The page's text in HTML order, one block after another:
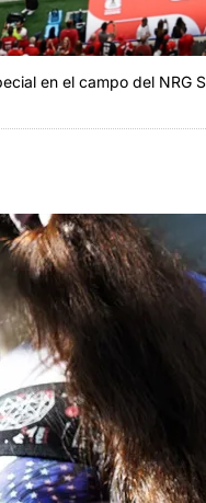
en el campo del NRG